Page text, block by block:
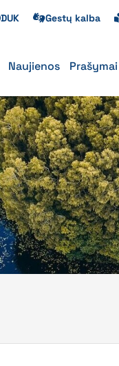
DUK Gestų kalba
Naujienos Prašymai